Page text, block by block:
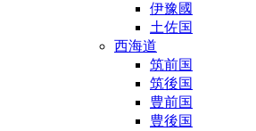
伊豫國
土佐国
西海道
筑前国
筑後国
豊前国
豊後国